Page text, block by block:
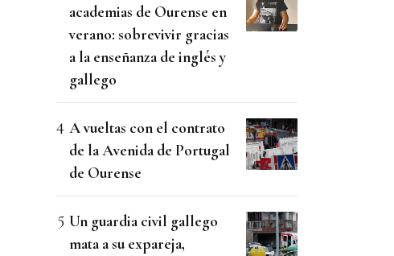
academias de Ourense en
verano: sobrevivir gracias
a la enseñanza de inglés y
gallego
A vueltas con el contrato
de la Avenida de Portugal
de Ourense
Un guardia civil gallego
mata a su expareja,